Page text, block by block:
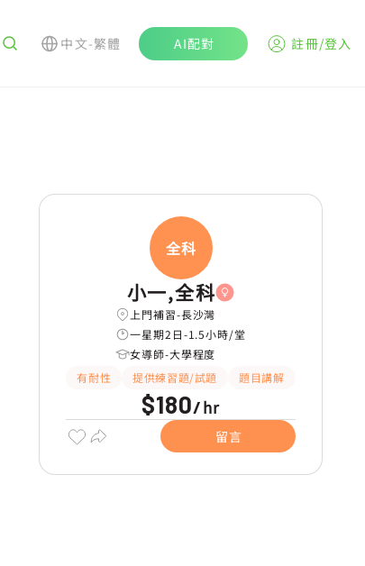
中文-繁體 AI配對 註冊/登入
全科
小一,全科
上門補習-長沙灣
一星期2日-1.5小時/堂
女導師-大學程度
有耐性
提供練習題/試題 題目講解
$180/hr
留言